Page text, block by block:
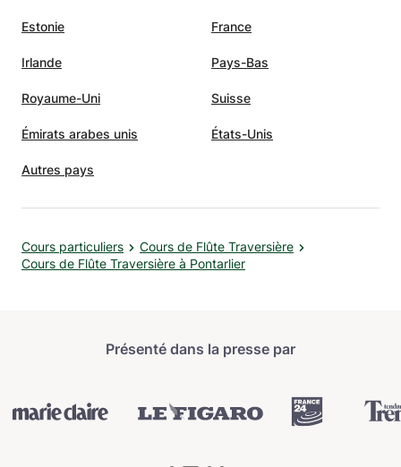
Estonie France
Irlande Pays-Bas
Royaume-Uni Suisse
Émirats arabes unis États-Unis
Autres pays
Cours particuliers
Cours de Flûte Traversière
Cours de Flûte Traversière à Pontarlier
Présenté dans la presse par